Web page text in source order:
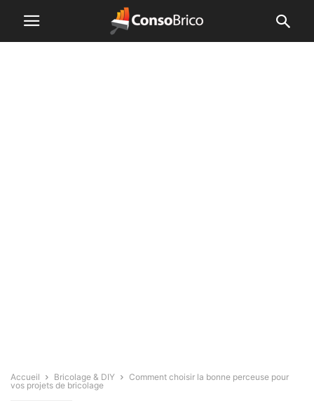
Accueil Bricolage & DIY
Comment choisir la bonne perceuse pour
vos projets de bricolage